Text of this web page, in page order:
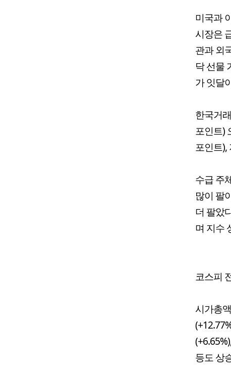
미국과
시장은
관과 외
닥 선물
가 잇달
한국거
포인트)
포인트),
수급 주
많이 팔
더 팔았
며 지수
코스피
시가총
등도 상